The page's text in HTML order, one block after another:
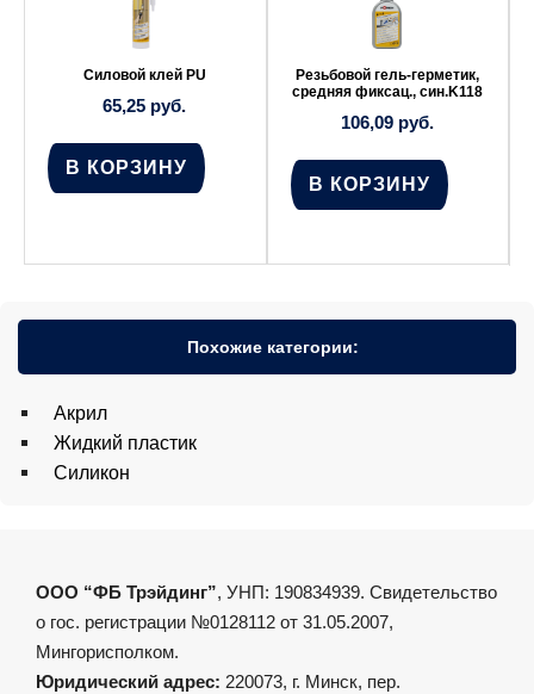
Силовой клей PU
65,25 руб.
В КОРЗИНУ
Резьбовой гель-герметик,
средняя фиксац., син.K118
106,09 руб.
В КОРЗИНУ
Похожие категории:
Акрил
Жидкий пластик
Силикон
ООО “ФБ Трэйдинг”, УНП: 190834939. Свидетельство
о гос. регистрации №0128112 от 31.05.2007,
Мингорисполком.
Юридический адрес: 220073, г. Минск, пер.